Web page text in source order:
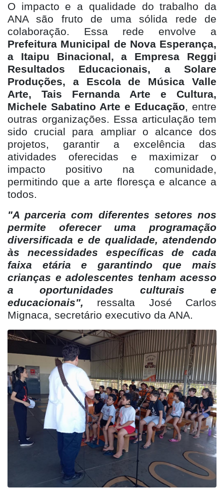
O impacto e a qualidade do trabalho da
ANA são fruto de uma sólida rede de
colaboração. Essa rede envolve a
Prefeitura Municipal de Nova Esperança,
a Itaipu Binacional, a Empresa Reggi
Resultados Educacionais, a Solare
Produções, a Escola de Música Valle
Arte, Tais Fernanda Arte e Cultura,
Michele Sabatino Arte e Educação, entre
outras organizações. Essa articulação tem
sido crucial para ampliar o alcance dos
projetos, garantir a excelência das
atividades oferecidas e maximizar o
impacto positivo na comunidade,
permitindo que a arte floresça e alcance a
todos.
"A parceria com diferentes setores nos
permite oferecer uma programação
diversificada e de qualidade, atendendo
às necessidades específicas de cada
faixa etária e garantindo que mais
crianças e adolescentes tenham acesso
a oportunidades culturais e
educacionais", ressalta José Carlos
Mignaca, secretário executivo da ANA.